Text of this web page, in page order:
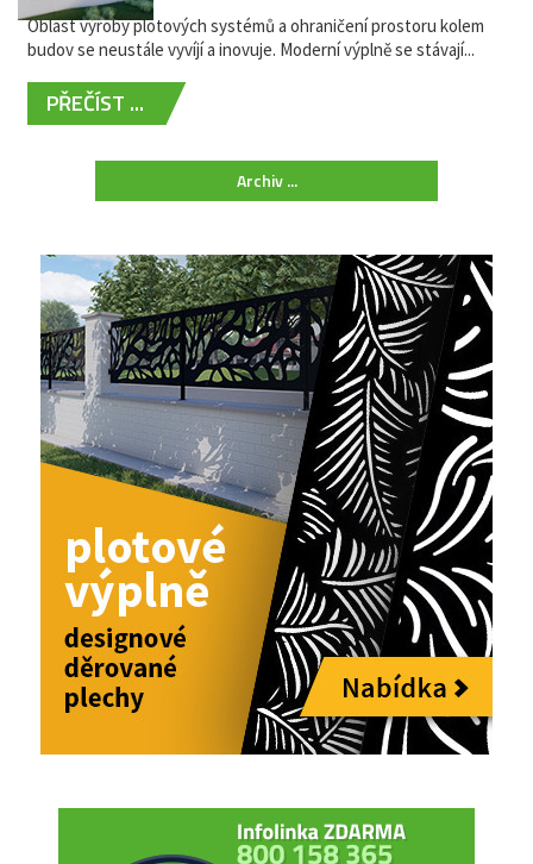
Oblast výroby plotových systémů a ohraničení prostoru kolem
budov se neustále vyvíjí a inovuje. Moderní výplně se stávají...
PŘEČÍST ...
Archiv ...